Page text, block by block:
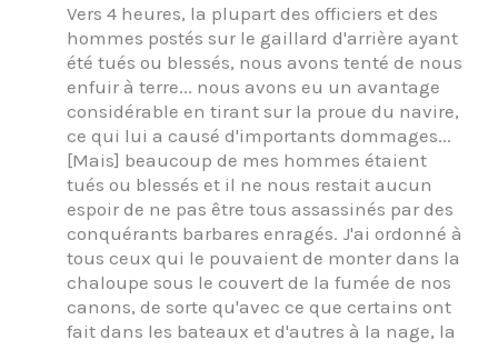
Vers 4 heures, la plupart des officiers et des
hommes postés sur le gaillard d'arrière ayant
été tués ou blessés, nous avons tenté de nous
enfuir à terre... nous avons eu un avantage
considérable en tirant sur la proue du navire,
ce qui lui a causé d'importants dommages...
[Mais] beaucoup de mes hommes étaient
tués ou blessés et il ne nous restait aucun
espoir de ne pas être tous assassinés par des
conquérants barbares enragés. J'ai ordonné à
tous ceux qui le pouvaient de monter dans la
chaloupe sous le couvert de la fumée de nos
canons, de sorte qu'avec ce que certains ont
fait dans les bateaux et d'autres à la nage, la